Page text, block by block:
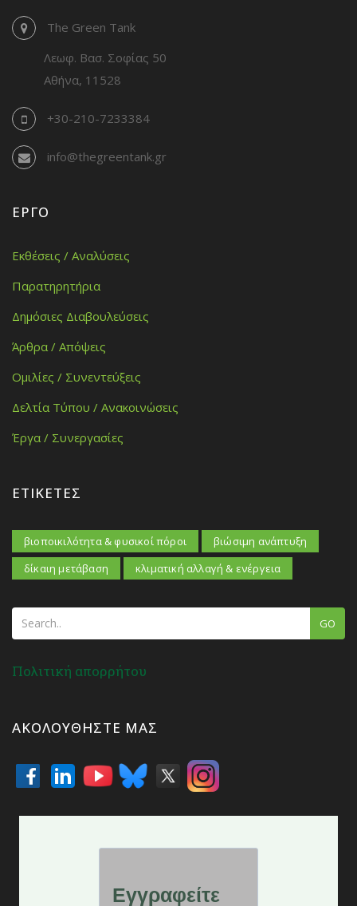
The Green Tank
Λεωφ. Βασ. Σοφίας 50
Αθήνα, 11528
+30-210-7233384
info@thegreentank.gr
ΈΡΓΟ
Εκθέσεις / Αναλύσεις
Παρατηρητήρια
Δημόσιες Διαβουλεύσεις
Άρθρα / Απόψεις
Ομιλίες / Συνεντεύξεις
Δελτία Τύπου / Ανακοινώσεις
Έργα / Συνεργασίες
ΕΤΙΚΈΤΕΣ
βιοποικιλότητα & φυσικοί πόροι
βιώσιμη ανάπτυξη
δίκαιη μετάβαση
κλιματική αλλαγή & ενέργεια
GO
Πολιτική απορρήτου
ΑΚΟΛΟΥΘΉΣΤΕ ΜΑΣ